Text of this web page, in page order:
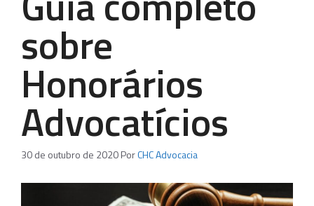
sobre
Honorários
Advocatícios
30 de outubro de 2020PorCHC Advocacia